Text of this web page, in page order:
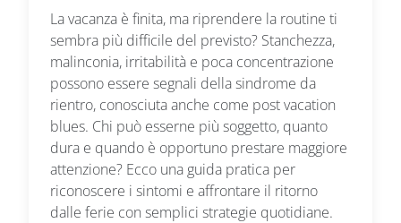
La vacanza è finita, ma riprendere la routine ti
sembra più difficile del previsto? Stanchezza,
malinconia, irritabilità e poca concentrazione
possono essere segnali della sindrome da
rientro, conosciuta anche come post vacation
blues. Chi può esserne più soggetto, quanto
dura e quando è opportuno prestare maggiore
attenzione? Ecco una guida pratica per
riconoscere i sintomi e affrontare il ritorno
dalle ferie con semplici strategie quotidiane.